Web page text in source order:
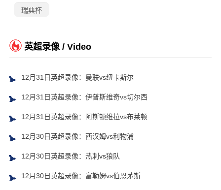
瑞典杯
英超录像 / Video
12月31日英超录像：曼联vs纽卡斯尔
12月31日英超录像：伊普斯维奇vs切尔西
12月31日英超录像：阿斯顿维拉vs布莱顿
12月30日英超录像：西汉姆vs利物浦
12月30日英超录像：热刺vs狼队
12月30日英超录像：富勒姆vs伯恩茅斯